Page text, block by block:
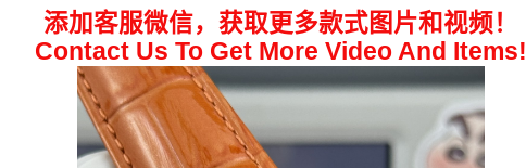
添加客服微信，获取更多款式图片和视频！
Contact Us To Get More Video And Items!